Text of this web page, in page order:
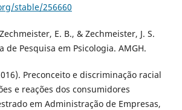
stable/256660
E. B., & Zechmeister, J. S.
de Pesquisa em Psicologia. AMGH.
Preconceito e discriminação racial
e reações dos consumidores
em Administração de Empresas,